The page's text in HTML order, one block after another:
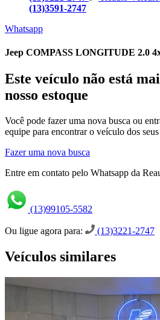
(13)3591-2747
Whatsapp
Jeep COMPASS LONGITUDE 2.0
Este veículo não está
nosso estoque
Você pode fazer uma nova busca ou
equipe para encontrar o veículo dos
Fazer uma nova busca
Entre em contato pelo Whatsapp da
(13)99105-5582
Ou ligue agora para: (13)3221-2747
Veículos similares